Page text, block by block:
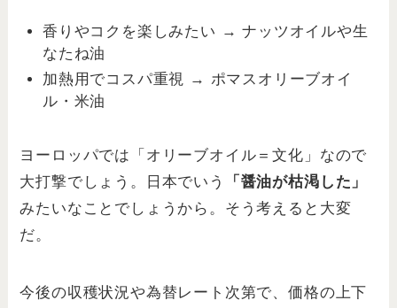
香りやコクを楽しみたい → ナッツオイルや生
なたね油
加熱用でコスパ重視 → ポマスオリーブオイ
ル・米油
ヨーロッパでは「オリーブオイル＝文化」なので
大打撃でしょう。日本でいう
「醤油が枯渇した」
みたいなことでしょうから。そう考えると大変
だ。
今後の収穫状況や為替レート次第で、価格の上下